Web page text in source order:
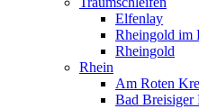
Elfenlay
Rheingold im
Rheingold
Rhein
Am Roten
Bad Breisiger